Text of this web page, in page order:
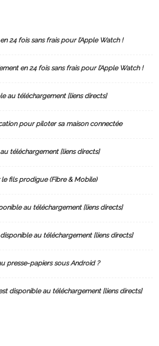
24 fois sans frais pour l’Apple Watch !
en 24 fois sans frais pour l’Apple Watch !
au téléchargement [liens directs]
pour piloter sa maison connectée
téléchargement [liens directs]
le fils prodigue (Fibre & Mobile)
au téléchargement [liens directs]
disponible au téléchargement [liens directs]
presse-papiers sous Android ?
est disponible au téléchargement [liens directs]